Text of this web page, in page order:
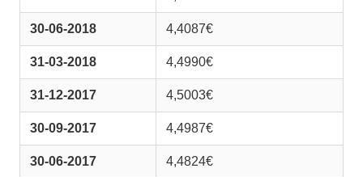
30-06-2018 4,4087€
31-03-2018 4,4990€
31-12-2017 4,5003€
30-09-2017 4,4987€
30-06-2017 4,4824€